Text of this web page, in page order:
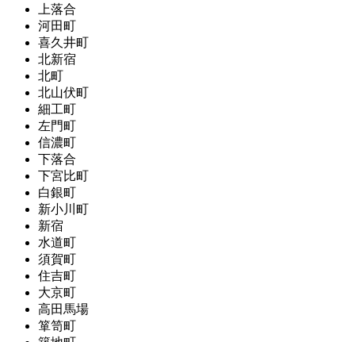
上落合
河田町
喜久井町
北新宿
北町
北山伏町
細工町
左門町
信濃町
下落合
下宮比町
白銀町
新小川町
新宿
水道町
須賀町
住吉町
大京町
高田馬場
箪笥町